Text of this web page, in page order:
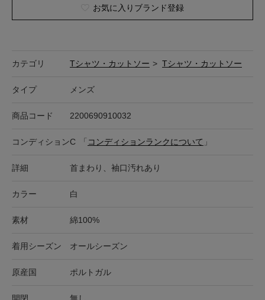
お気に入りブランド登録
カテゴリ Tシャツ・カットソー > Tシャツ・カットソー
タイプ メンズ
商品コード 2200690910032
コンディションC 「 コンディションランクについて 」
詳細 首まわり、袖口汚れあり
カラー 白
素材 綿100%
着用シーズン オールシーズン
原産国 ポルトガル
開閉 無し